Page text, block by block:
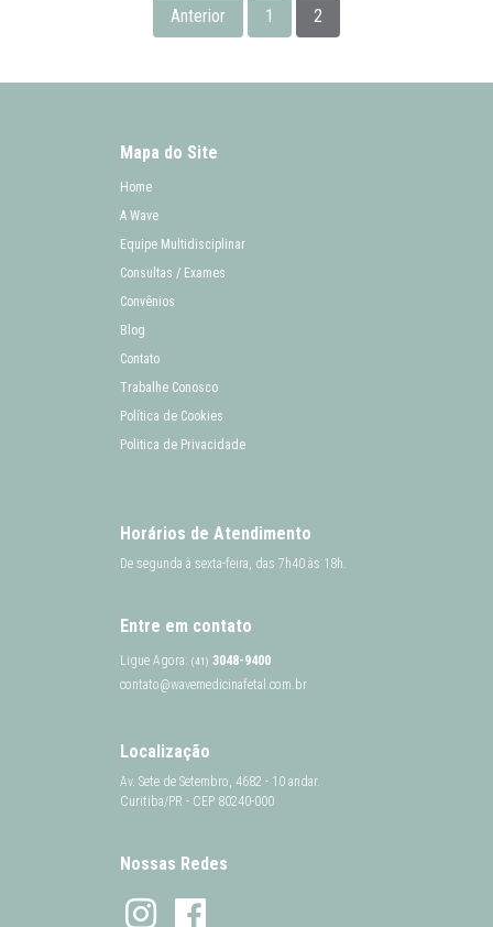
Anterior 1 2
Mapa do Site
Home
A Wave
Equipe Multidisciplinar
Consultas / Exames
Convênios
Blog
Contato
Trabalhe Conosco
Política de Cookies
Politica de Privacidade
Horários de Atendimento
De segunda à sexta-feira, das 7h40 às 18h.
Entre em contato
Ligue Agora: (41) 3048-9400
contato@wavemedicinafetal.com.br
Localização
Av. Sete de Setembro, 4682 - 10 andar.
Curitiba/PR - CEP 80240-000
Nossas Redes